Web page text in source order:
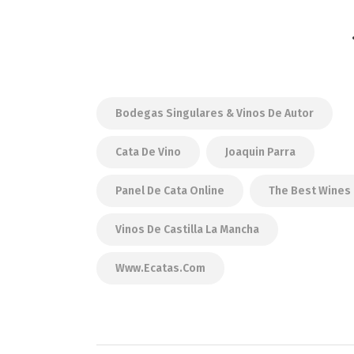
Bodegas Singulares & Vinos De Autor
Cata De Vino Joaquin Parra
Panel De Cata Online The Best Wines
Vinos De Castilla La Mancha
Www.ecatas.com